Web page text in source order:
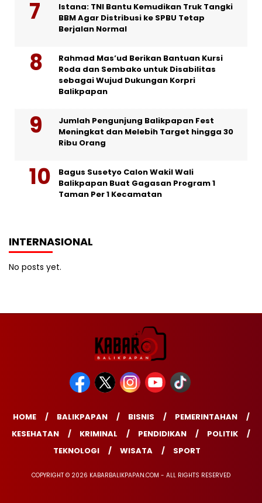
Istana: TNI Bantu Kemudikan Truk Tangki
BBM Agar Distribusi ke SPBU Tetap
Berjalan Normal
Rahmad Mas’ud Berikan Bantuan Kursi
Roda dan Sembako untuk Disabilitas
sebagai Wujud Dukungan Korpri
Balikpapan
Jumlah Pengunjung Balikpapan Fest
Meningkat dan Melebih Target hingga 30
Ribu Orang
Bagus Susetyo Calon Wakil Wali
Balikpapan Buat Gagasan Program 1
Taman Per 1 Kecamatan
INTERNASIONAL
No posts yet.
HOME BALIKPAPAN BISNIS
PEMERINTAHAN
KESEHATAN
KRIMINAL PENDIDIKAN
POLITIK
TEKNOLOGI
WISATA SPORT
COPYRIGHT © 2026 KABARBALIKPAPAN.COM - ALL RIGHTS RESERVED